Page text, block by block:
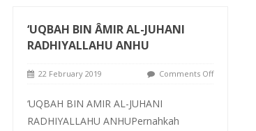
‘UQBAH BIN ÂMIR AL-JUHANI
RADHIYALLAHU ANHU
22 February 2019 Comments Off
‘UQBAH BIN AMIR AL-JUHANI
RADHIYALLAHU ANHUPernahkah